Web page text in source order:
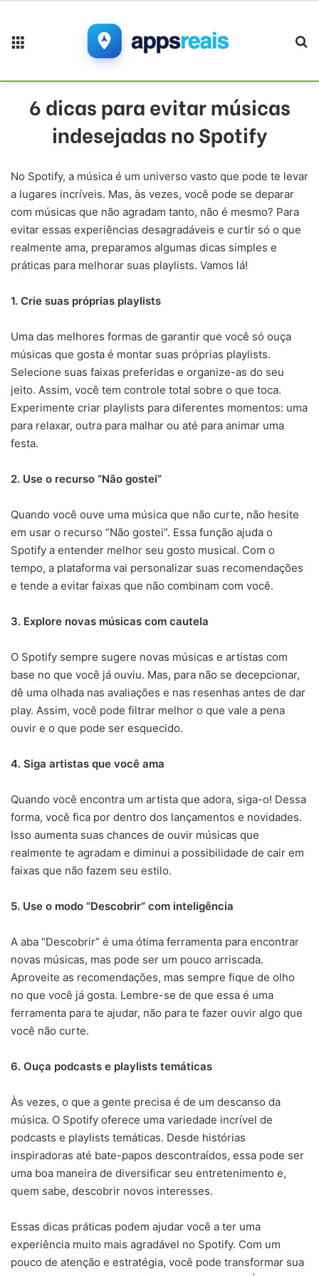
6 dicas para evitar músicas
indesejadas no Spotify
No Spotify, a música é um universo vasto que pode te levar
a lugares incríveis. Mas, às vezes, você pode se deparar
com músicas que não agradam tanto, não é mesmo? Para
evitar essas experiências desagradáveis e curtir só o que
realmente ama, preparamos algumas dicas simples e
práticas para melhorar suas playlists. Vamos lá!
1. Crie suas próprias playlists
Uma das melhores formas de garantir que você só ouça
músicas que gosta é montar suas próprias playlists.
Selecione suas faixas preferidas e organize-as do seu
jeito. Assim, você tem controle total sobre o que toca.
Experimente criar playlists para diferentes momentos: uma
para relaxar, outra para malhar ou até para animar uma
festa.
2. Use o recurso “Não gostei”
Quando você ouve uma música que não curte, não hesite
em usar o recurso “Não gostei”. Essa função ajuda o
Spotify a entender melhor seu gosto musical. Com o
tempo, a plataforma vai personalizar suas recomendações
e tende a evitar faixas que não combinam com você.
3. Explore novas músicas com cautela
O Spotify sempre sugere novas músicas e artistas com
base no que você já ouviu. Mas, para não se decepcionar,
dê uma olhada nas avaliações e nas resenhas antes de dar
play. Assim, você pode filtrar melhor o que vale a pena
ouvir e o que pode ser esquecido.
4. Siga artistas que você ama
Quando você encontra um artista que adora, siga-o! Dessa
forma, você fica por dentro dos lançamentos e novidades.
Isso aumenta suas chances de ouvir músicas que
realmente te agradam e diminui a possibilidade de cair em
faixas que não fazem seu estilo.
5. Use o modo “Descobrir” com inteligência
A aba “Descobrir” é uma ótima ferramenta para encontrar
novas músicas, mas pode ser um pouco arriscada.
Aproveite as recomendações, mas sempre fique de olho
no que você já gosta. Lembre-se de que essa é uma
ferramenta para te ajudar, não para te fazer ouvir algo que
você não curte.
6. Ouça podcasts e playlists temáticas
Às vezes, o que a gente precisa é de um descanso da
música. O Spotify oferece uma variedade incrível de
podcasts e playlists temáticas. Desde histórias
inspiradoras até bate-papos descontraídos, essa pode ser
uma boa maneira de diversificar seu entretenimento e,
quem sabe, descobrir novos interesses.
Essas dicas práticas podem ajudar você a ter uma
experiência muito mais agradável no Spotify. Com um
pouco de atenção e estratégia, você pode transformar sua